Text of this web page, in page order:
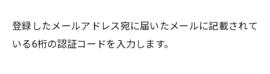
登録したメールアドレス宛に届いたメールに記載されて
いる6桁の認証コードを入力します。